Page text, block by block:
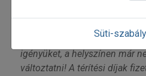
előképzettséggel és felnőtt
A vegetáriánus étrendűek
igényüket, a helyszínen már
változtatni! A térítési díjak
Süti-